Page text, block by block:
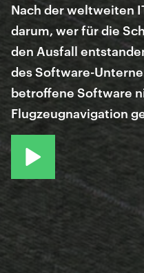
Nach der weltweiten
darum, wer für die
den Ausfall
des Software-
betroffene Software
Flugzeugnavigation